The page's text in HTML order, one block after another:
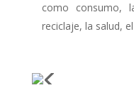
como consumo,
reciclaje, la salud,